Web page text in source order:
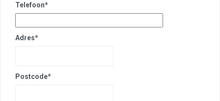
Telefoon*
Adres*
Postcode*